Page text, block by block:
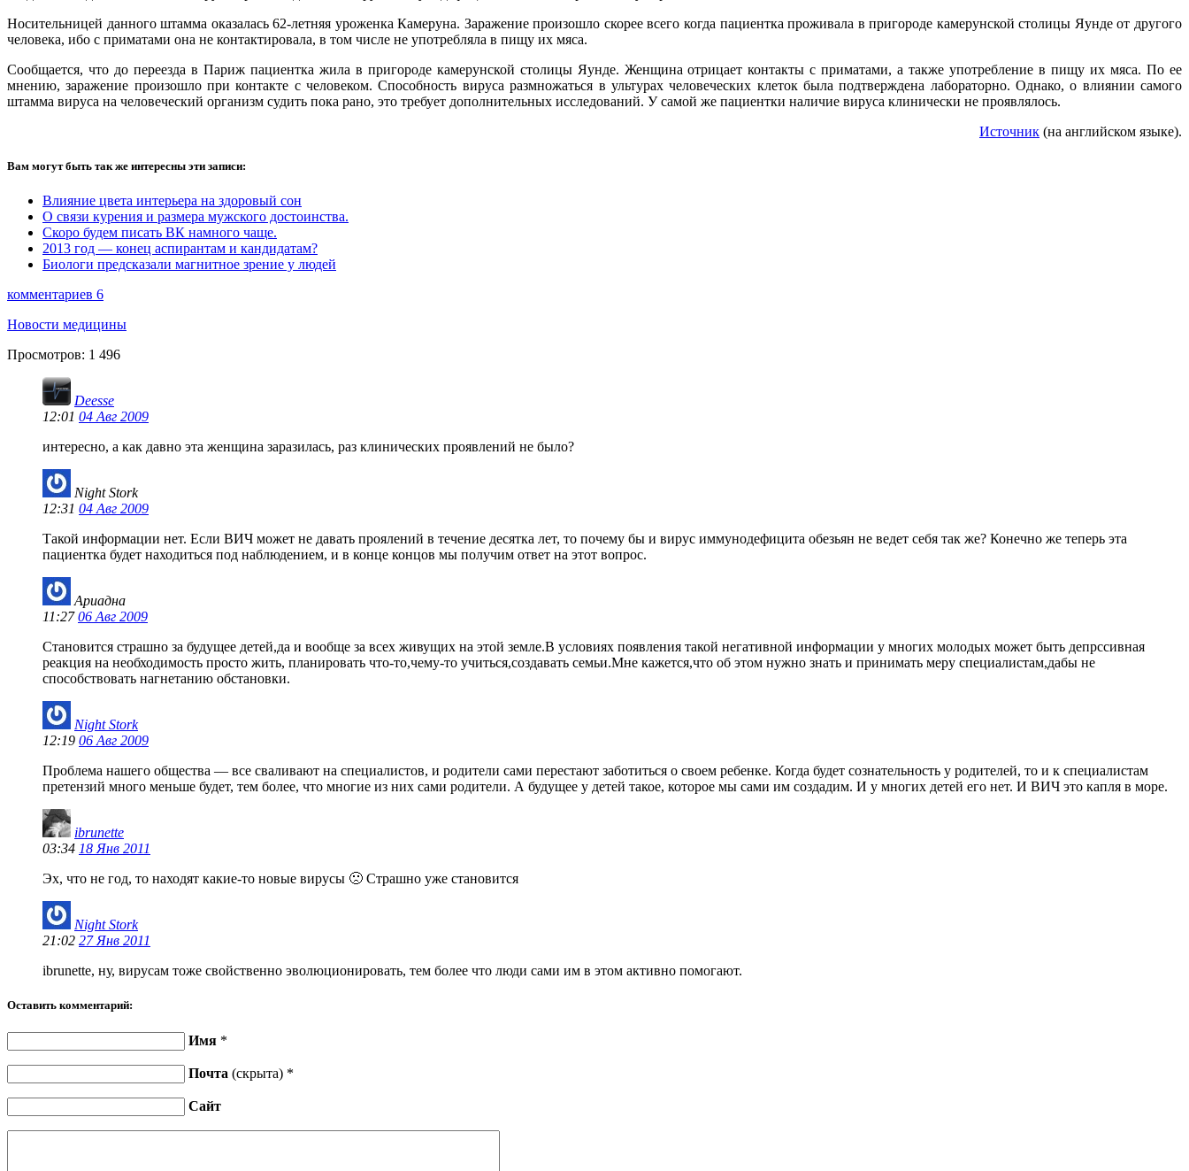
Носительницей данного штамма оказалась 62-летняя уроженка Камеруна. Заражение произошло скорее всего когда пациентка проживала в пригороде камерунской столицы Яунде от другого
человека, ибо с приматами она не контактировала, в том числе не употребляла в пищу их мяса.
Сообщается, что до переезда в Париж пациентка жила в пригороде камерунской столицы Яунде. Женщина отрицает контакты с приматами, а также употребление в пищу их мяса. По ее
мнению, заражение произошло при контакте с человеком. Способность вируса размножаться в ультурах человеческих клеток была подтверждена лабораторно. Однако, о влиянии самого
штамма вируса на человеческий организм судить пока рано, это требует дополнительных исследований. У самой же пациентки наличие вируса клинически не проявлялось.
Источник (на английском языке).
Вам могут быть так же интересны эти записи:
Влияние цвета интерьера на здоровый сон
О связи курения и размера мужского достоинства.
Скоро будем писать ВК намного чаще.
2013 год — конец аспирантам и кандидатам?
Биологи предсказали магнитное зрение у людей
комментариев 6
Новости медицины
Просмотров: 1 496
Deesse
12:01 04 Авг 2009
интересно, а как давно эта женщина заразилась, раз клинических проявлений не было?
Night Stork
12:31 04 Авг 2009
Такой информации нет. Если ВИЧ может не давать проялений в течение десятка лет, то почему бы и вирус иммунодефицита обезьян не ведет себя так же? Конечно же теперь эта
пациентка будет находиться под наблюдением, и в конце концов мы получим ответ на этот вопрос.
Ариадна
11:27 06 Авг 2009
Становится страшно за будущее детей,да и вообще за всех живущих на этой земле.В условиях появления такой негативной информации у многих молодых может быть депрссивная
реакция на необходимость просто жить, планировать что-то,чему-то учиться,создавать семьи.Мне кажется,что об этом нужно знать и принимать меру специалистам,дабы не
способствовать нагнетанию обстановки.
Night Stork
12:19 06 Авг 2009
Проблема нашего общества — все сваливают на специалистов, и родители сами перестают заботиться о своем ребенке. Когда будет сознательность у родителей, то и к специалистам
претензий много меньше будет, тем более, что многие из них сами родители. А будущее у детей такое, которое мы сами им создадим. И у многих детей его нет. И ВИЧ это капля в море.
ibrunette
03:34 18 Янв 2011
Эх, что не год, то находят какие-то новые вирусы 🙁 Страшно уже становится
Night Stork
21:02 27 Янв 2011
ibrunette, ну, вирусам тоже свойственно эволюционировать, тем более что люди сами им в этом активно помогают.
Оставить комментарий:
Имя *
Почта (скрыта) *
Сайт